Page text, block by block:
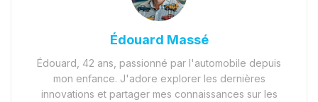
Édouard Massé
Édouard, 42 ans, passionné par l'automobile depuis
mon enfance. J'adore explorer les dernières
innovations et partager mes connaissances sur les